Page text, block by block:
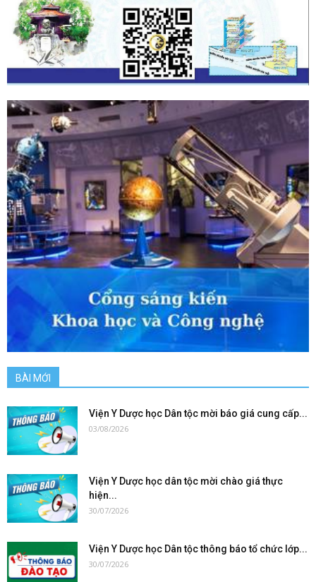
BÀI MỚI
Viện Y Dược học Dân tộc mời báo giá cung cấp...
03/08/2026
Viện Y Dược học dân tộc mời chào giá thực
hiện...
30/07/2026
Viện Y Dược học Dân tộc thông báo tổ chức lớp...
30/07/2026